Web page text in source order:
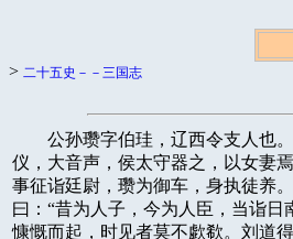
> 二十五史－－三国志
公孙瓒字伯珪，辽西令支人也。*令音郎定反。支音其儿反。*为郡门下书佐。有姿
仪，大音声，侯太守器之，以女妻焉，[一]遣诣涿郡卢植读经。后复为郡吏。刘太守坐
事征诣廷尉，瓒为御车，身执徒养。及刘徙日南，瓒具米肉，于北芒上祭先人，举觞祝
曰：“昔为人子，今为人臣，当诣日南。日南瘴气，或恐不还，与先人辞于此。”再拜
慷慨而起，时见者莫不歔欷。刘道得赦还。瓒以孝廉为郎，除辽东属国长史。尝从数十
骑出行塞，见鲜卑数百骑，瓒乃退入空亭中，约其从骑曰：“今不冲之，则死尽矣。”
瓒乃自持矛，两头施刃，驰出刺胡，shaa伤数十人，亦亡其从骑半，遂得免。鲜卑惩艾，
后不敢复入塞。迁为涿令。光和中，凉州贼起，发幽州突骑三千人，假瓒都督行事传，
使将之。军到蓟中，渔阳张纯诱辽西乌丸丘力居等叛，劫略蓟中，自号将军，[二]略吏
民攻右北平、辽西属国诸城，所至残破。瓒将所领，追讨纯等有功，迁骑都尉。属国乌
丸贪至王率种人诣瓒降。迁中郎将，封都亭侯，进屯属国，与胡相攻击五六年。丘力居
等钞略青、徐、幽、冀，四州被其害，瓒不能御。

    注[一]典略曰：瓒性辩慧，每白事不肯梢入，常总说数曹事，无有忘误，太守奇其
才。
    注[二]九州春秋曰：纯自号弥天将军、安定王。
    朝议以宗正东海刘伯安既有德义，昔为幽州刺史，恩信流着，戎狄附之，若使镇抚，
可不劳觽而定，乃以刘虞为幽州牧。[一]虞到，遣使至胡中，告以利害，责使送纯首。
丘力居等闻虞至，喜，各遣译自归。瓒害虞有功，乃阴使人徼shaa胡使。胡知其情，闲行
诣虞。虞上罢诸屯兵，但留瓒将步骑万人屯右北平。纯乃弃妻子，逃入鲜卑，为其客王
政所shaa，送首诣虞。
    封政为列侯。虞以功即拜太尉，封襄贲侯。[二]会董卓至洛阳，迁虞大司马，瓒奋
武将军，封蓟侯。

    注[一]吴书曰：虞，东海恭王之后也。遭世衰乱，又与时主疏远，仕县为户曹吏。
以能治身奉职，召为郡吏，以孝廉为郎，累迁至幽州刺史，转甘陵相，甚得东土戎狄之
心。后以疾归家，常降身隐约，与邑dang<北京zheengffuu机房敏感词屏蔽>dang<北京zheengffuu机房敏感词屏蔽>dang州闾同乐共恤，等齐有无，不以名位自殊，乡曲
咸共宗之。时乡曲有所诉讼，不以诣吏，自投虞平之；虞以情理为之论判，皆大小敬从，
不以为恨。尝有失牛者，骨体毛se<北京zheengffuu机房敏感词屏蔽>se<北京zheengffuu机房敏感词屏蔽>se，与虞牛相似，因以为是，虞便推与之；后主自得本
牛，乃还谢罪。会甘陵复乱，吏民思虞治行，复以为甘陵相，甘陵大治。征拜尚书令、
光禄勋，以公族有礼，更为宗正。英雄记曰：虞为博平令，治正推平，高尚纯朴，境内
无盗贼，灾害不生。时邻县接壤，蝗虫为害，至博平界，飞过不入。
    魏书曰：虞在幽州，清静俭约，以礼义化民。灵帝时，南宫灾，吏迁补州郡者，皆
责助治宫钱，或一千万，或二千万，富者以私财辨，或发民钱以备之，贫而清慎者，无
以充调，或至自shaa。灵帝以虞清贫，特不使出钱。
    注[二]英雄记曰：虞让太尉，因荐韂尉赵谟、益州牧刘焉、豫州牧黄琬、南阳太守
羊续，并任为公。
    关东义兵起，卓遂劫帝西迁，征虞为太傅，道路隔塞，信命不得至。袁绍、韩馥议，
以为少帝制于奸臣，天下无所归心。虞，宗室知名，民之望也，遂推虞为帝。遣使诣虞，
虞终不肯受。绍等复劝虞领尚书事，承制封拜，虞又不听，然犹与绍等连和。[一]虞子
和为侍中，在长安。天子思东归，使和伪逃卓，潜出武关诣虞，令将兵来迎。和道经袁
术，为说天子意。
    术利虞为援，留和不遣，许兵至俱西，令和为书与虞。虞得和书，乃遣数千骑诣和。
瓒知术有异志，不欲遣兵，止虞，虞不可。瓒惧术闻而怨之，亦遣其从弟越将千骑诣术
以自结，而阴教术执和，夺其兵。由是虞、瓒益有隙。和逃术来北，复为绍所留。

    注[一]九州春秋曰：绍、馥使故乐浪太守甘陵张岐赍议诣虞，使即尊号。虞厉声呵
岐曰：“卿敢出此言乎！忠孝之道，既不能济。孤受国恩，天下扰乱，未能竭命以除国
耻，望诸州郡烈义之士暞力西面，援迎幼主，而乃妄造逆谋，欲涂污忠臣邪！”吴书曰：
馥以书与袁术，云帝非孝灵子，欲依绛、灌诛废少主，迎立代王故事；称虞功德治行，
华夏少二，当今公室枝属，皆莫能及。又云：“昔光武去定王五世，以大司马领河北，
耿弇、冯异劝即尊号，卒代更始。今刘公自恭王枝别，其数亦五，以大司马领幽州牧，
此其与光武同。”是时有四星会于箕尾，馥称谶云神人将在燕分。又言济阴男子王定得
玉印，文曰“虞为天子”。又见两日出于代郡，谓虞当代立。绍又别书报术。
    是时术阴有不臣之心，不利gguuoojiia有长主，外托公义以答拒之。绍亦使人私报虞，虞
以国有正统，非人臣所宜言，固辞不许；乃欲图奔匈奴以自绝，绍等乃止。虞于是奉职
修贡，愈益恭肃；诸外国羌、胡有所贡献，道路不通，皆为传送，致之京师。
    是时，术遣孙坚屯阳城拒卓，绍使周昂夺其处。术遣越与坚攻昂，不胜，越为流矢
所中死。
    瓒怒曰：“余弟死，祸起于绍。”遂出军屯盘河，将以报绍。绍惧，以所佩勃海太
守印绶授瓒从弟范，遣之郡，欲以结援。范遂以勃海兵助瓒，破青、徐黄巾，兵益盛；
进军界桥。[一]以严纲为冀州，田楷为青州，单经为兖州，置诸郡县。绍军广川，令将
曲义先登与瓒战，生禽纲。瓒军败走勃海，与范俱还蓟，于大城东南筑小城，与虞相近，
稍相恨望。

    注[一]典略载瓒表绍罪状曰：“臣闻皇、羲以来，始有君臣上下之事，张化以导民，
刑罚以禁暴。今行车骑将军袁绍，托其先轨，寇窃人爵，既性暴乱，厥行淫秽。昔为司
隶校尉，会值gguuoojiia丧祸之际，太后承摄，何氏辅政，绍专为邪媚，不能举直，至令丁原
焚烧孟津，招来董卓，造为乱根，绍罪一也。卓既入雒而主见质，绍不能权谲以济君父，
而弃置节传，迸窜逃亡，忝辱爵命，背上不忠，绍罪二也。绍为勃海太守，默选戎马，
当攻董卓，不告父兄，至使太傅门户，太仆母子，一旦而毙，不仁不孝，绍罪三也。绍
既兴兵，涉历二年，不恤国难，广自封殖，乃多以资粮专为不急，割剥富室，收考责钱，
百姓吁嗟，莫不痛怨，绍罪四也。韩馥之迫，窃其虚位，矫命诏恩，刻金印玉玺，每下
文书，皁囊施检，文曰‘诏书一封，邟乡侯印’。邟，口浪反。昔新室之乱，渐以即真，
今绍所施，拟而方之，绍罪五也。绍令崔巨业候视星日，财货赂遗，与共饮食，克期会
合，攻钞郡县，此岂大臣所当宜为？绍罪六也。绍与故虎牙都尉刘勋首共造兵，勋仍有
效，又降伏张杨，而以小忿枉害于勋，信用谗慝，shaa害有功，绍罪七也。绍又上故上谷
太守高焉、故甘陵相姚贡，横责其钱，钱不备毕，二人并命，绍罪八也。春秋之义，子
以母贵。绍母亲为婢使，绍实微贱，不可以为人后，以义不宜，乃据丰隆之重任，忝污
王爵，损辱袁宗，绍罪九也。又长沙太守孙坚，前领豫州刺史，驱走董卓，扫除陵庙，
其功莫大；绍令周昂盗居其位，断绝坚粮，令不得入，使卓不被诛，绍罪十也。臣又每
得后将军袁术书，云绍非术类也。绍之罪戾，虽南山之竹不能载。昔姬周政弱，王道陵
迟，天子迁都，诸侯背叛，于是齐桓立柯亭之盟，晋文为践土之会，伐荆楚以致菁茅，
诛曹、韂以彰无礼。臣虽阘茸，名非先贤，蒙被朝恩，当此重任，职在鈇钺，奉辞伐罪，
辄与诸将州郡兵讨绍等。若事克捷，罪人斯得，庶续桓、文忠诚之效，攻战形状，前后
续上。”遂举兵与绍对战，绍不胜。
    虞惧瓒为变，遂举兵袭瓒。虞为瓒所败，出奔居庸。瓒攻拔居庸，生获虞，执虞还
蓟。会卓死，天子遣使者段训增虞邑，督六州；瓒迁前将军，封易侯。瓒诬虞欲称尊号，
胁训斩虞。
    [一]瓒上训为幽州刺史。瓒遂骄矜，记过忘善，多所贼害。[二]虞从事渔阳鲜于辅、
齐周、骑都尉鲜于银等，率州兵欲报瓒，以燕国阎柔素有恩信，共推柔为乌丸司马。柔
招诱乌丸、鲜卑，得胡、汉数万人，与瓒所置渔阳太守邹丹战于潞北，大破之，斩丹。
袁绍又遣曲义及虞子和，将兵与辅合击瓒。瓒军数败，乃走还易京固守。[三]为围堑十
重，于堑里筑京，皆高五六丈，为楼其上；中堑为京，特高十丈，自居焉，积谷三百万
斛。[四]瓒曰：“昔谓天下事可指麾而定，今日视之，非我所决，不如休兵，力田畜谷。
兵法，百楼不攻。今吾楼橹千重，食尽此谷，足知天下之事矣。”欲以此弊绍。绍遣将
攻之，连年不能拔。[五]建安四年，绍悉军围之。瓒遣子求救于黑山贼，复欲自将突骑
直出，傍西南山，拥黑山之觽，陆梁冀州，横断绍后。长史关靖说瓒曰：“今将军将士，
皆已土崩瓦解，其所以能相守持者，顾恋其居处老小，以将军为主耳。将军坚守旷日，
袁绍要当自退；自退之后，四方之觽必复可合也。若将军今舍之而去，军无镇重，易京
之危，可立待也。将军失本，孤在草野，何所成邪！”瓒遂止不出。[六]救至，欲内外
击绍。遣人与子书，刻期兵至，举火为应。[七]绍侯者得其书，如期举火。瓒以为救兵
至，遂出欲战。绍设伏击，大破之，复还守。绍为地道，突坏其楼，稍至中京。[八]瓒
自知必败，尽shaa其妻子，乃自shaa。[九]

    注[一]魏氏春秋曰：初，刘虞和辑戎狄，瓒以胡夷难御，当因不宾而讨之，今加财
赏，必益轻汉，效一时之名，非久长深虑。故虞所赏赐，瓒辄钞夺。虞数请会，称疾不
往。至是战败，虞欲讨之，告东曹掾右北平人魏攸。攸曰：“今天下引领，以公为归，
谋臣爪牙，不可无也。
    瓒，文武才力足恃，虽有小恶，固宜容忍。”乃止。后一年，攸病死。虞又与官属
议，密令觽袭瓒。瓒部曲放散在外，自惧败，掘东城门